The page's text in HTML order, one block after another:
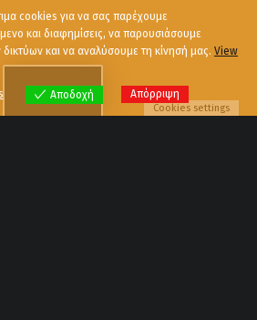
Menu
cookies για να σας παρέχουμε
και διαφημίσεις, να παρουσιάσουμε
δικτύων και να αναλύσουμε τη κίνησή μας. View
Αποδοχή Απόρριψη
Cookies settings